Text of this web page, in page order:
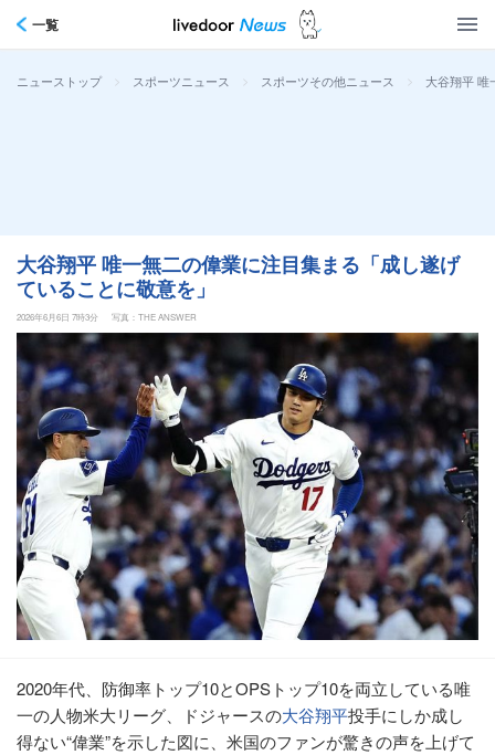
一覧
ニューストップ > スポーツニュース > スポーツその他ニュース > 大谷翔平 唯
大谷翔平 唯一無二の偉業に注目集まる「成し遂げ
ていることに敬意を」
2026年6月6日 7時3分 写真：THE ANSWER
2020年代、防御率トップ10とOPSトップ10を両立している唯
一の人物米大リーグ、ドジャースの大谷翔平投手にしか成し
得ない“偉業”を示した図に、米国のファンが驚きの声を上げて